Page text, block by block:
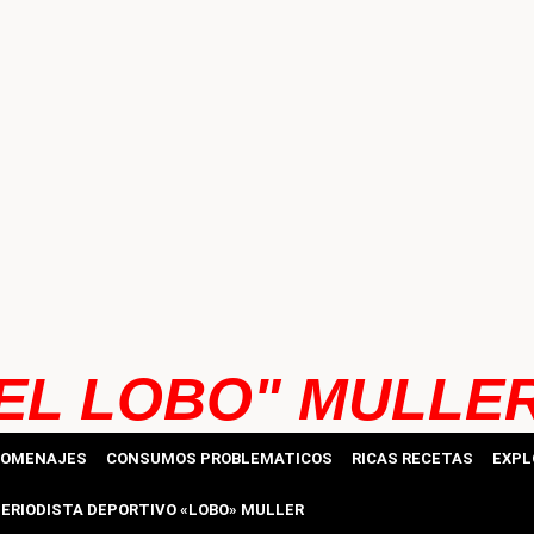
LOBO"
CONSUMOS PROBLEMATICOS RICAS RECETAS
DEPORTIVO «LOBO» MULLER